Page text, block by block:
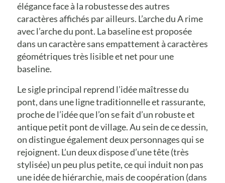
élégance face à la robustesse des autres
caractères affichés par ailleurs. L’arche du A rime
avec l’arche du pont. La baseline est proposée
dans un caractère sans empattement à caractères
géométriques très lisible et net pour une
baseline.
Le sigle principal reprend l’idée maîtresse du
pont, dans une ligne traditionnelle et rassurante,
proche de l’idée que l’on se fait d’un robuste et
antique petit pont de village. Au sein de ce dessin,
on distingue également deux personnages qui se
rejoignent. L’un deux dispose d’une tête (très
stylisée) un peu plus petite, ce qui induit non pas
une idée de hiérarchie, mais de coopération (dans